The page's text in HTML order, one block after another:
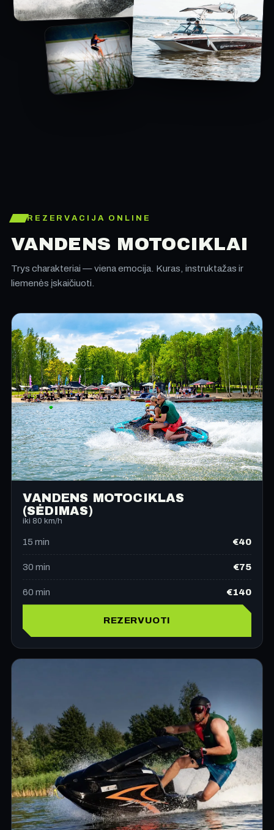
REZERVACIJA ONLINE
VANDENS MOTOCIKLAI
Trys charakteriai — viena emocija. Kuras, instruktažas ir
liemenės įskaičiuoti.
VANDENS MOTOCIKLAS
(SĖDIMAS)
iki 80 km/h
15 min €40
30 min €75
60 min €140
REZERVUOTI